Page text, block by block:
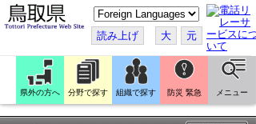
こ
の
ペ
ー
ジ
翻
訳
す
る
読み上げ 大 元
県外の方へ 分野で探す 組織で探す 防災 緊急 メニュー